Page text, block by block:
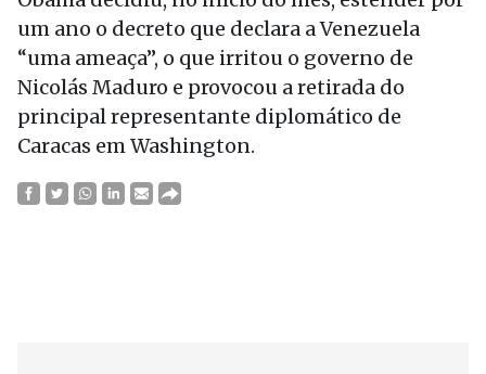
um ano o decreto que declara a Venezuela
“uma ameaça”, o que irritou o governo de
Nicolás Maduro e provocou a retirada do
principal representante diplomático de
Caracas em Washington.